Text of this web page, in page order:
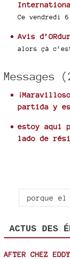
Ce vendredi
Avis
alors çà
Messages
partida y
estoy aqui
lado de
ACTUS DES
AFTER CHEZ